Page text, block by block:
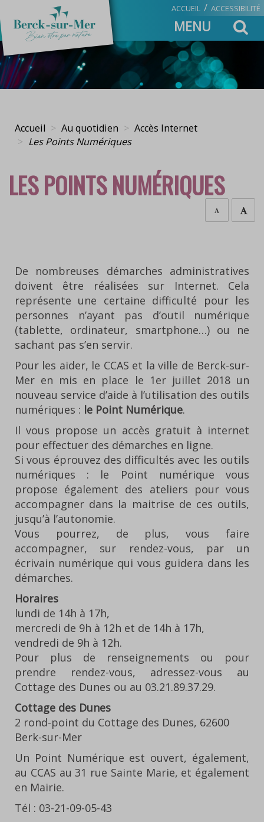
Toggle
navigation
MENU
ACCUEIL / ACCESSIBILITÉ
Accueil Au quotidien
Accès Internet
Les Points Numériques
LES POINTS NUMÉRIQUES
De nombreuses démarches administratives
doivent être réalisées sur Internet. Cela
représente une certaine difficulté pour les
personnes n’ayant pas d’outil numérique
(tablette, ordinateur, smartphone…) ou ne
sachant pas s’en servir.
Pour les aider, le CCAS et la ville de Berck-sur-
Mer en mis en place le 1er juillet 2018 un
nouveau service d’aide à l’utilisation des outils
numériques : le Point Numérique.
Il vous propose un accès gratuit à internet
pour effectuer des démarches en ligne.
Si vous éprouvez des difficultés avec les outils
numériques : le Point numérique vous
propose également des ateliers pour vous
accompagner dans la maitrise de ces outils,
jusqu’à l’autonomie.
Vous pourrez, de plus, vous faire
accompagner, sur rendez-vous, par un
écrivain numérique qui vous guidera dans les
démarches.
Horaires
lundi de 14h à 17h,
mercredi de 9h à 12h et de 14h à 17h,
vendredi de 9h à 12h.
Pour plus de renseignements ou pour
prendre rendez-vous, adressez-vous au
Cottage des Dunes ou au 03.21.89.37.29.
Cottage des Dunes
2 rond-point du Cottage des Dunes, 62600
Berk-sur-Mer
Un Point Numérique est ouvert, également,
au CCAS au 31 rue Sainte Marie, et également
en Mairie.
Tél : 03-21-09-05-43